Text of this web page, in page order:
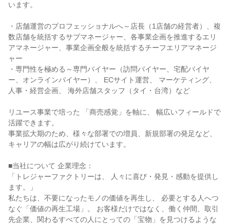
います。
・店舗運営のプロフェッショナルへ～店長（1店舗の経営者）、複
数店舗を統括するサブマネージャー、各事業企画を推進するエリ
アマネージャー、事業企画全般を統括するチーフエリアマネージ
ャー
・専門性を極める～専門バイヤー（訪問バイヤー、宅配バイヤ
ー、オンラインバイヤー）、 ECサイト運営、 マーケティング、
人事・経営企画、 海外店舗スタッフ（タイ・台湾）など
リユース事業で培った 「商売感覚」を軸に、 幅広いフィールドで
活躍できます。
事業拡大期のため、様々な部署での増員、新規部署の発足など、
キャリアの幅は広がり続けています。
■当社について 企業理念：
「トレジャーファクトリーは、 人々に喜び・発見・感動を提供し
ます。」
私たちは、不要になったモノの価値を再生し、 必要とする人へつ
なぐ「価値の再生工場」。 お客様だけではなく、働く仲間、取引
先企業、関わるすべての人にとっての「宝物」を見つけるような